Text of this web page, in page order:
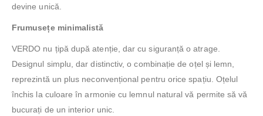
devine unică.
Frumusețe minimalistă
VERDO nu țipă după atenție, dar cu siguranță o atrage.
Designul simplu, dar distinctiv, o combinație de oțel și lemn,
reprezintă un plus neconvențional pentru orice spațiu. Oțelul
închis la culoare în armonie cu lemnul natural vă permite să vă
bucurați de un interior unic.